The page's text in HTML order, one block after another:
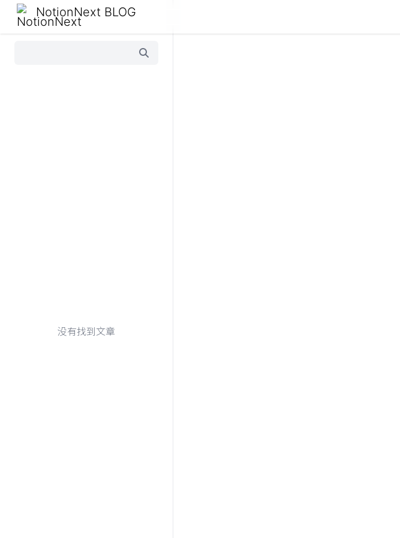
NotionNext BLOG
没有找到文章